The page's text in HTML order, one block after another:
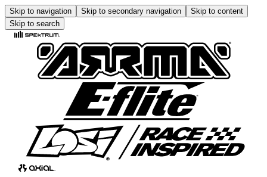
Skip to navigation Skip to secondary navigation
Skip to content
Skip to search